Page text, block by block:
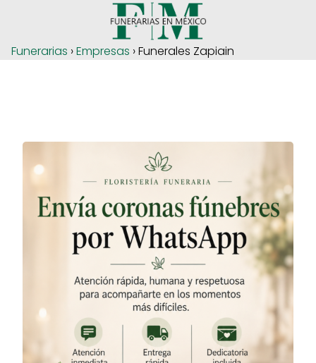
Funerarias ›Empresas › Funerales Zapiain